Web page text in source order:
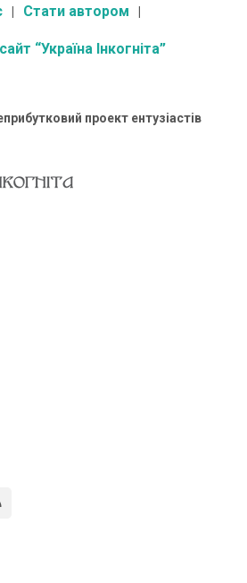
Стати автором
“Україна Інкогніта”
проект ентузіастів